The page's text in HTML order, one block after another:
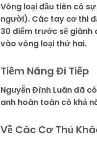
Vòng loại đầu tiên có
người). Các tay cơ thi
30 điểm trước sẽ giành
vào vòng loại thứ hai.
Tiềm Năng Đi Tiếp
Nguyễn Đình Luân đã
anh hoàn toàn có khả
Về Các Cơ Thủ